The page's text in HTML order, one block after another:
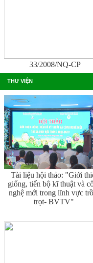
33/2008/NQ-CP
THƯ VIỆN
Tài liệu hội thảo: "Giới
giống, tiến bộ kĩ thuật và
nghệ mới trong lĩnh vực
trọt- BVTV"